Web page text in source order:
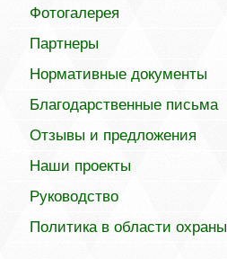
Фотогалерея
Партнеры
Нормативные документы
Благодарственные письма
Отзывы и предложения
Наши проекты
Руководство
Политика в области